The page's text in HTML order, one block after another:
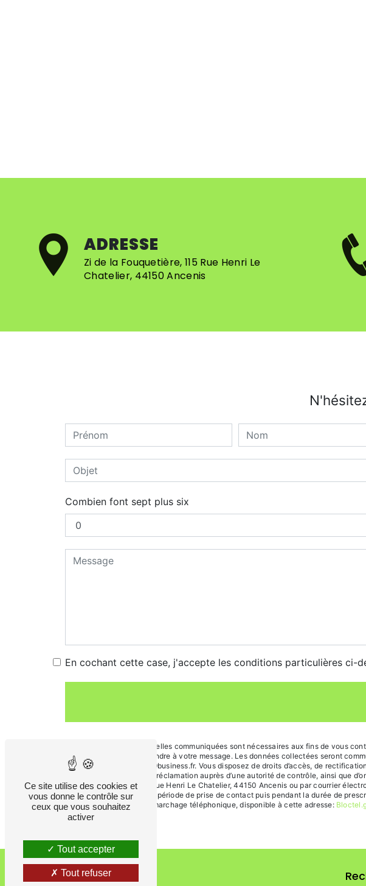
ADRESSE
Zi de la Fouquetière, 115 Rue Henri Le
Chatelier, 44150 Ancenis
Combien font sept plus six
En cochant cette case, j'accepte les conditions particulières ci-
** Les données personnelles communiquées sont nécessaires aux fins de vous
dans le seul but de répondre à votre message. Les données collectées seront
44150 Ancenis mcpa@9business.fr. Vous disposez de droits d’accès, de
du droit d’introduire une réclamation auprès d’une autorité de contrôle, ainsi que
de la Fouquetière, 115 Rue Henri Le Chatelier, 44150 Ancenis ou par courrier
vos données pendant la période de prise de contact puis pendant la durée de
liste d'opposition au démarchage téléphonique, disponible à cette adresse:
Ce site utilise des cookies et
vous donne le contrôle sur
ceux que vous souhaitez
activer
Tout accepter
Tout refuser